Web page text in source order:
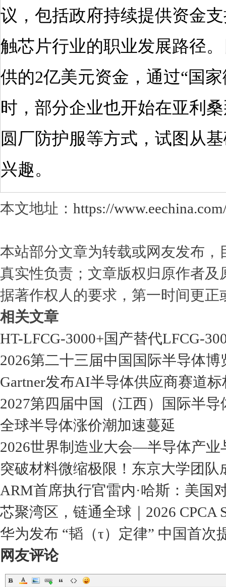
议，包括政府持续提供资金
触芯片行业的职业发展路径
供的2亿美元资金，通过“国
时，部分企业也开始在亚利
圆厂防护服等方式，试图从
兴趣。
本文地址： https://
本站部分文章为转载或网友发布
真实性负责；文章版权归原作者
据著作权人的要求，第一时间更正
相关文章
HT-LFCG-3000+国产替代LFCG-
2026第二十三届中国国际半导体博
Gartner发布AI半导体供应商赛道
2027第四届中国（江西）国际半
全球半导体涨价潮加速蔓延
2026世界制造业大会—半导体产
突破材料微缩极限！东京大学团
ARM首席执行官雷内·哈斯：美国
芯聚湾区，链通全球｜2026 CPCA
华为发布 “韬（τ）定律” 中国首
网友评论